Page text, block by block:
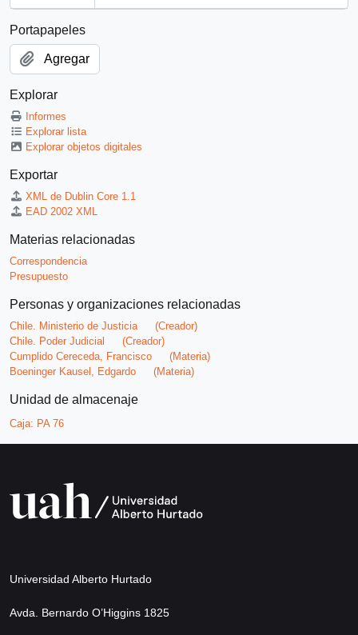
Portapapeles
Agregar
Explorar
Informes
Explorar lista
Explorar objetos digitales
Exportar
XML de Dublin Core 1.1
EAD 2002 XML
Materias relacionadas
Correspondencia
Presupuesto
Personas y organizaciones relacionadas
Chile. Ministerio de Justicia
(Creador)
Chile. Poder Judicial
(Creador)
Cumplido Cereceda, Francisco
(Materia)
Boeninger Kausel, Edgardo
(Materia)
Unidad de almacenaje
Caja: PA 76
Universidad Alberto Hurtado
Avda. Bernardo O’Higgins 1825